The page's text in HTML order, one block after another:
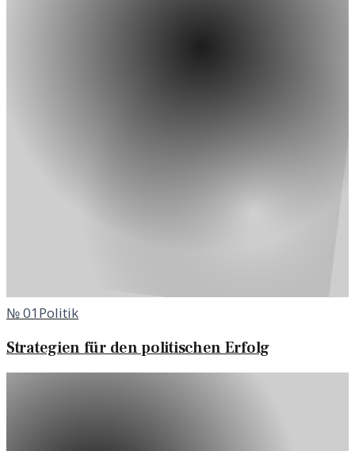
№01Politik
Strategien für den politischen Erfolg